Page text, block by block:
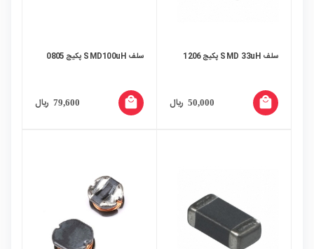
سلف SMD 33uH پکیج 1206
50,000 ریال local_mall
سلف SMD100uH پکیج 0805
79,600 ریال local_mall